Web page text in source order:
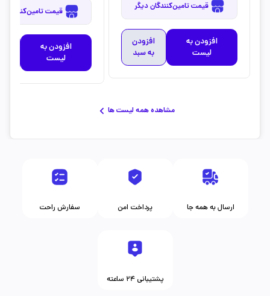
قیمت تامین‌کنندگان دیگر
افزودن به
لیست
افزودن
به سبد
قیمت تامین‌کنندگان دیگر
افزودن به
لیست
مشاهده همه لیست ها
سفارش راحت پرداخت امن ارسال به همه جا
پشتیبانی ۲۴ ساعته